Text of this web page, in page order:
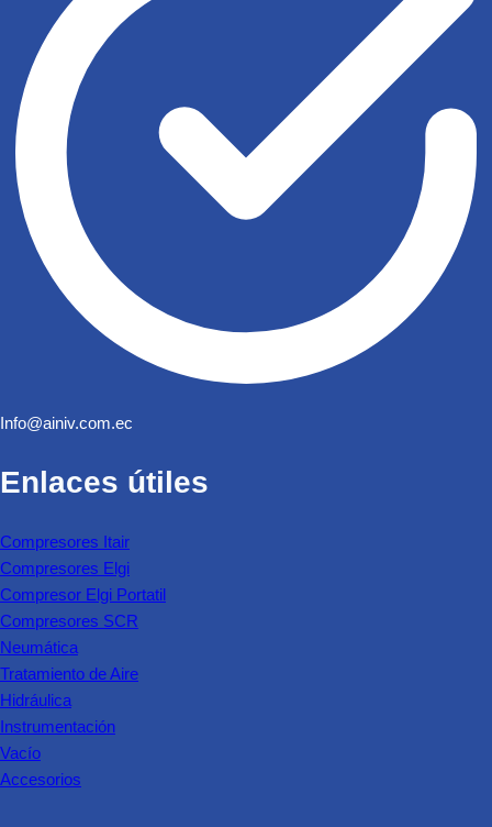
Info@ainiv.com.ec
Enlaces útiles
Compresores Itair
Compresores Elgi
Compresor Elgi Portatil
Compresores SCR
Neumática
Tratamiento de Aire
Hidráulica
Instrumentación
Vacío
Accesorios